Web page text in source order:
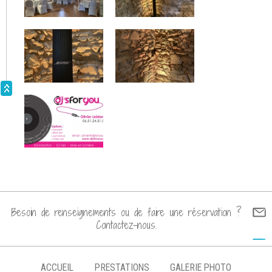
Mariage @Domaine du Marchais Bouchet le 7/5/2022
Mariage le 23/4/2022
Mariage @Salle le Petit Bignon le 16/4/2022
Prestation Dj & blind test avec buzzers connectés
Mariage @ Le Chateau du Lattay le 6/11/2021
Mariage @ Chateau de Serrant le 9/10/2021
Prestation mariage le 28/8/2021 @ Château de Serrant :
Besoin de renseignements ou de faire une réservation ?
Contactez-nous.
ACCUEIL PRESTATIONS GALERIE PHOTO